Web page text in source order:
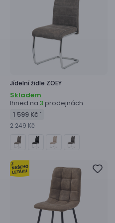
Jídelní židle ZOEY
Skladem
Ihned na 3 prodejnách
1 599 Kč *
2 249 Kč